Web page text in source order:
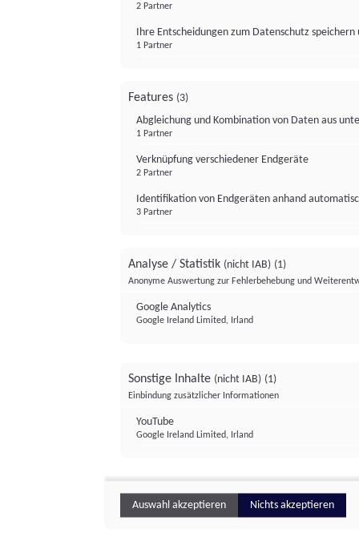
2 Partner
Ihre Entscheidungen zum Datenschutz
1 Partner
Features (3)
Abgleichung und Kombination von Daten aus
1 Partner
Verknüpfung verschiedener Endgeräte
2 Partner
Identifikation von Endgeräten anhand
3 Partner
Analyse / Statistik (nicht IAB) (1)
Anonyme Auswertung zur Fehlerbehebung und
Google Analytics
Google Ireland Limited, Irland
Sonstige Inhalte (nicht IAB) (1)
Einbindung zusätzlicher Informationen
YouTube
Google Ireland Limited, Irland
Auswahl akzeptieren Nichts akzeptieren